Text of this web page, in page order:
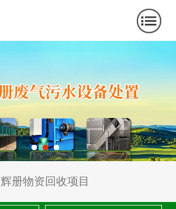
辉册物资回收项目